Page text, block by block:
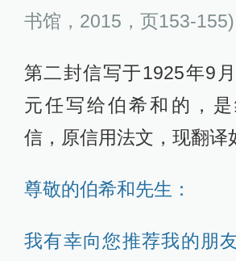
书馆，2015，页153-155)
第二封信写于1925年9
元任写给伯希和的，
信，原信用法文，现翻译
尊敬的伯希和先生：
我有幸向您推荐我的朋